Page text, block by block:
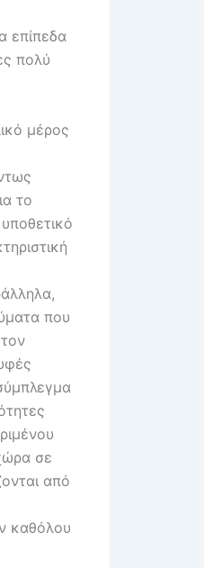
επίπεδα
πολύ
μέρος
το
που
σε
από
καθόλου